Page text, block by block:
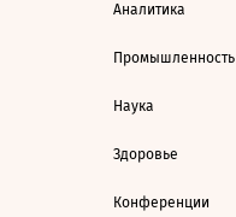
Аналитика
Промышленность
Наука
Здоровье
Конференции